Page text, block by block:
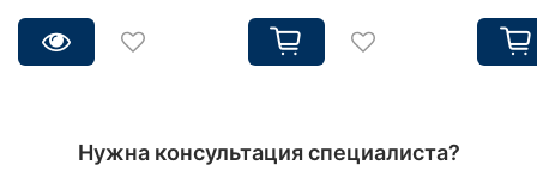
Нужна консультация специалиста?